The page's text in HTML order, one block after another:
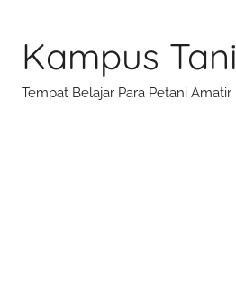
content
Kampus Tani
Tempat Belajar Para Petani Amatir